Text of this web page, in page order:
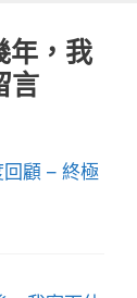
年，我
言
顧 – 終極